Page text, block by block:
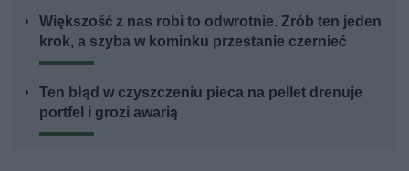
Większość z nas robi to odwrotnie. Zrób ten jeden
krok, a szyba w kominku przestanie czernieć
Ten błąd w czyszczeniu pieca na pellet drenuje
portfel i grozi awarią